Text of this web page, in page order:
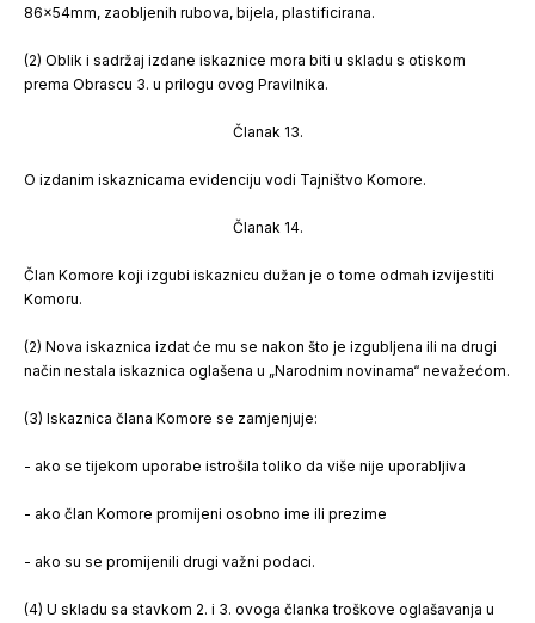
86x54mm, zaobljenih rubova, bijela, plastificirana.
(2) Oblik i sadržaj izdane iskaznice mora biti u skladu s otiskom
prema Obrascu 3. u prilogu ovog Pravilnika.
Članak 13.
O izdanim iskaznicama evidenciju vodi Tajništvo Komore.
Članak 14.
Član Komore koji izgubi iskaznicu dužan je o tome odmah izvijestiti
Komoru.
(2) Nova iskaznica izdat će mu se nakon što je izgubljena ili na drugi
način nestala iskaznica oglašena u „Narodnim novinama“ nevažećom.
(3) Iskaznica člana Komore se zamjenjuje:
- ako se tijekom uporabe istrošila toliko da više nije uporabljiva
- ako član Komore promijeni osobno ime ili prezime
- ako su se promijenili drugi važni podaci.
(4) U skladu sa stavkom 2. i 3. ovoga članka troškove oglašavanja u